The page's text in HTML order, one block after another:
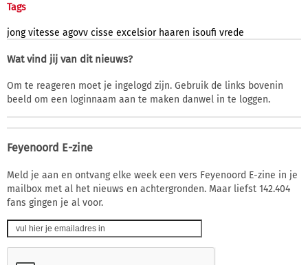
Tags
jong vitesse agovv cisse excelsior haaren isoufi vrede
Wat vind jij van dit nieuws?
Om te reageren moet je ingelogd zijn. Gebruik de links bovenin
beeld om een loginnaam aan te maken danwel in te loggen.
Feyenoord E-zine
Meld je aan en ontvang elke week een vers Feyenoord E-zine in je
mailbox met al het nieuws en achtergronden. Maar liefst 142.404
fans gingen je al voor.